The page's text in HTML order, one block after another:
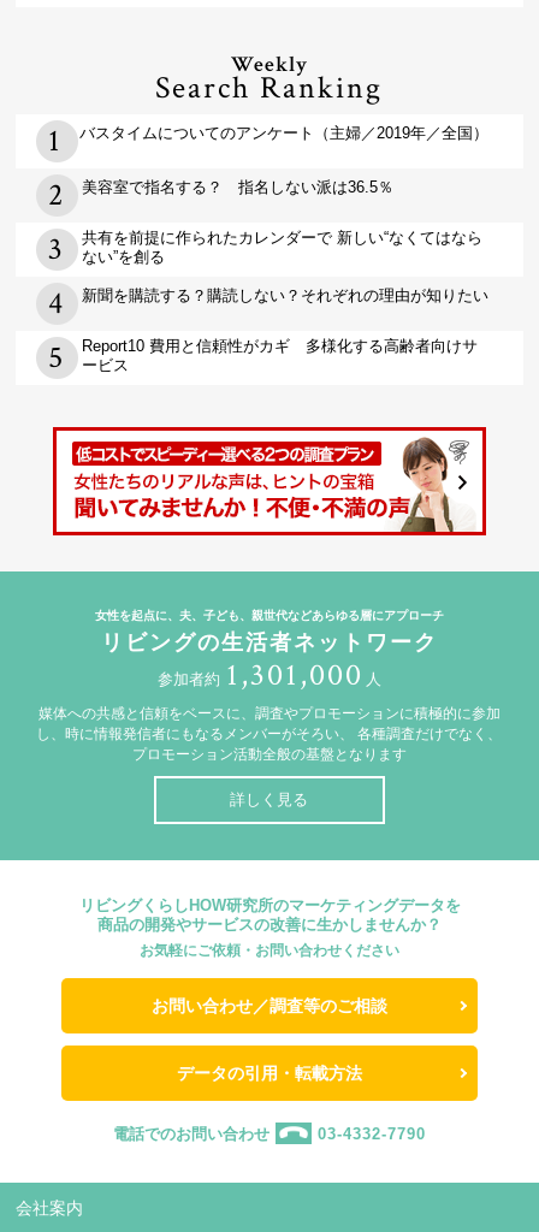
Weekly
Search Ranking
バスタイムについてのアンケート（主婦／2019年／全国）
美容室で指名する？ 指名しない派は36.5％
共有を前提に作られたカレンダーで 新しい“なくてはなら
ない”を創る
新聞を購読する？購読しない？それぞれの理由が知りたい
Report10 費用と信頼性がカギ 多様化する高齢者向けサ
ービス
女性を起点に、夫、子ども、親世代などあらゆる層にアプローチ
リビングの生活者ネットワーク
参加者約 1,301,000 人
媒体への共感と信頼をベースに、調査やプロモーションに積極的に参加
し、時に情報発信者にもなるメンバーがそろい、
各種調査だけでなく、
プロモーション活動全般の基盤となります
詳しく見る
リビングくらしHOW研究所のマーケティングデータを
商品の開発やサービスの改善に生かしませんか？
お気軽にご依頼・お問い合わせください
お問い合わせ／調査等のご相談
データの引用・転載方法
電話でのお問い合わせ 03-4332-7790
会社案内